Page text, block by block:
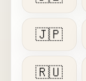
🇯🇵
🇷🇺